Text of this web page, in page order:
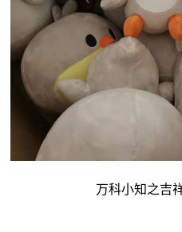
万科小知之吉